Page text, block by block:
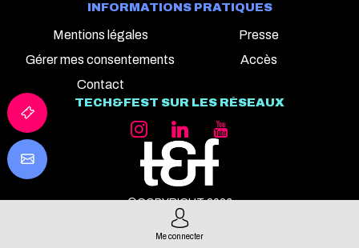
INFORMATIONS PRATIQUES
Mentions légales
Presse
Gérer mes consentements
Accès
Contact
TECH&FEST SUR LES RÉSEAUX
©COPYRIGHT 2026
ALL RIGHT RESERVED
Me connecter